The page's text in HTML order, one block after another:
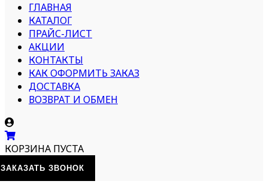
ГЛАВНАЯ
КАТАЛОГ
ПРАЙС-ЛИСТ
АКЦИИ
КОНТАКТЫ
КАК ОФОРМИТЬ ЗАКАЗ
ДОСТАВКА
ВОЗВРАТ И ОБМЕН
КОРЗИНА ПУСТА
ЗАКАЗАТЬ ЗВОНОК